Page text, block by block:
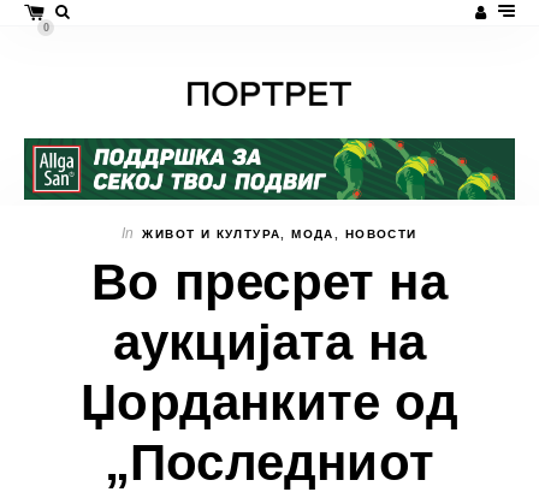
0
In ЖИВОТ И КУЛТУРА ,МОДА НОВОСТИ
Во пресрет на
аукцијата на
Џорданките од
„Последниот